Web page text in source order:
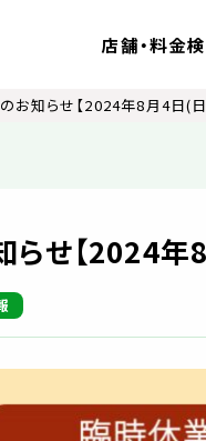
店舗・料金
お知らせ【2024年8月4日(日
せ【2024年